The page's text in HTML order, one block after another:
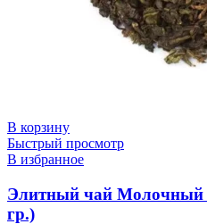
В корзину
Быстрый просмотр
В избранное
Элитный чай Молочный
гр.)